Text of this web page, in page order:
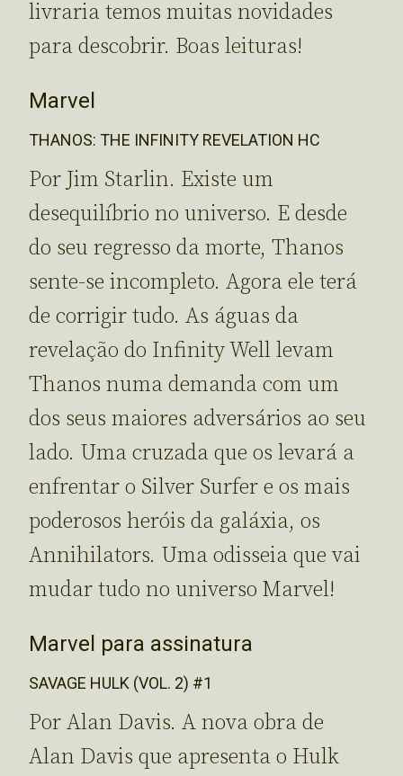
livraria temos muitas novidades
para descobrir. Boas leituras!
Marvel
THANOS: THE INFINITY REVELATION HC
Por Jim Starlin. Existe um
desequilíbrio no universo. E desde
do seu regresso da morte, Thanos
sente-se incompleto. Agora ele terá
de corrigir tudo. As águas da
revelação do Infinity Well levam
Thanos numa demanda com um
dos seus maiores adversários ao seu
lado. Uma cruzada que os levará a
enfrentar o Silver Surfer e os mais
poderosos heróis da galáxia, os
Annihilators. Uma odisseia que vai
mudar tudo no universo Marvel!
Marvel para assinatura
SAVAGE HULK (VOL. 2) #1
Por Alan Davis. A nova obra de
Alan Davis que apresenta o Hulk